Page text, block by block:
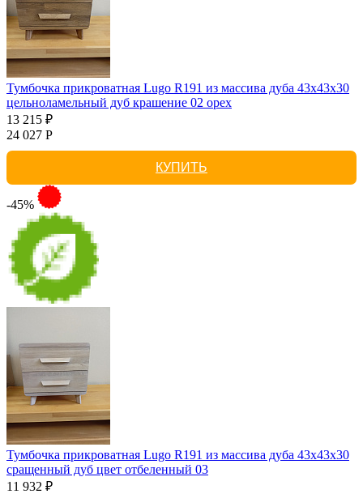
Тумбочка прикроватная Lugo R191 из массива дуба 43х43х30
цельноламельный дуб крашение 02 орех
13 215 ₽
24 027 Р
КУПИТЬ
-45%
Тумбочка прикроватная Lugo R191 из массива дуба 43х43х30
сращенный дуб цвет отбеленный 03
11 932 ₽